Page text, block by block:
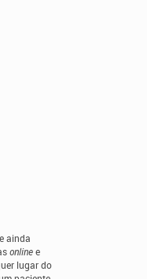
ainda
onlinee
lugar do